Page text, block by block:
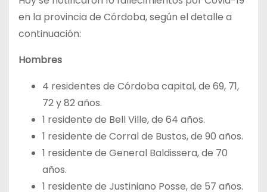
en la provincia de Córdoba, según el detalle a
continuación:
Hombres
4 residentes de Córdoba capital, de 69, 71,
72 y 82 años.
1 residente de Bell Ville, de 64 años.
1 residente de Corral de Bustos, de 90 años.
1 residente de General Baldissera, de 70
años.
1 residente de Justiniano Posse, de 57 años.